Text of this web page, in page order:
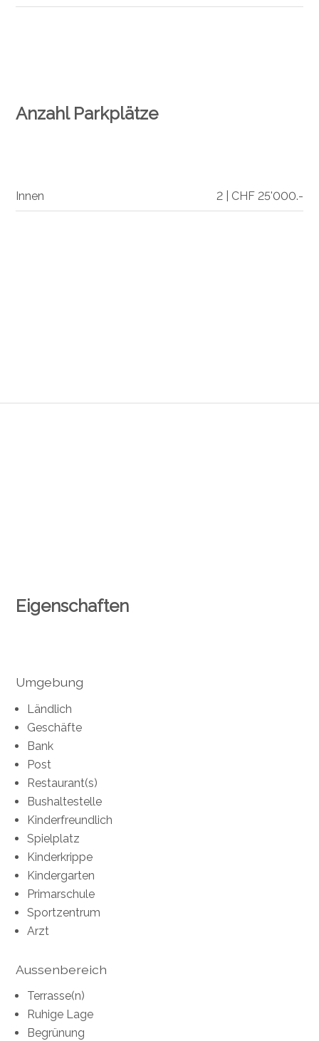
Eigenschaften
Umgebung
Ländlich
Geschäfte
Bank
Post
Restaurant(s)
Bushaltestelle
Kinderfreundlich
Spielplatz
Kinderkrippe
Kindergarten
Primarschule
Sportzentrum
Arzt
Aussenbereich
Terrasse(n)
Ruhige Lage
Begrünung
Anzahl Parkplätze
Innen 2 | CHF 25'000.-